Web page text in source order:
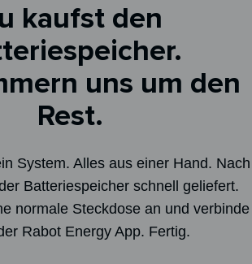
kaufst den
uns um den
Rest.
System. Alles aus einer Hand. Nach
Batteriespeicher schnell geliefert.
normale Steckdose an und verbinde
Rabot Energy App. Fertig.